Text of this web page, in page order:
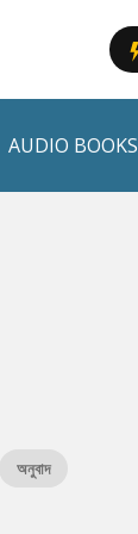
AUDIO BOOKS
অনুবাদ